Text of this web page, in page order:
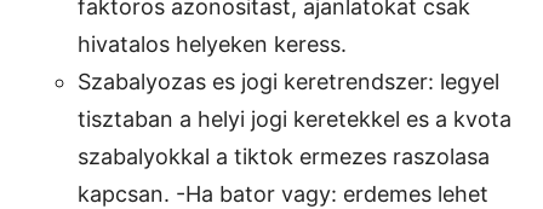
faktoros azonositast, ajanlatokat csak
hivatalos helyeken keress.
Szabalyozas es jogi keretrendszer: legyel
tisztaban a helyi jogi keretekkel es a kvota
szabalyokkal a tiktok ermezes raszolasa
kapcsan. -Ha bator vagy: erdemes lehet